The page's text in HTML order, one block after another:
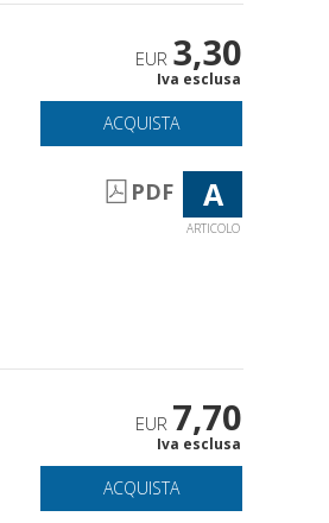
EUR 3,30
Iva esclusa
ACQUISTA
PDF A
ARTICOLO
EUR 7,70
Iva esclusa
ACQUISTA